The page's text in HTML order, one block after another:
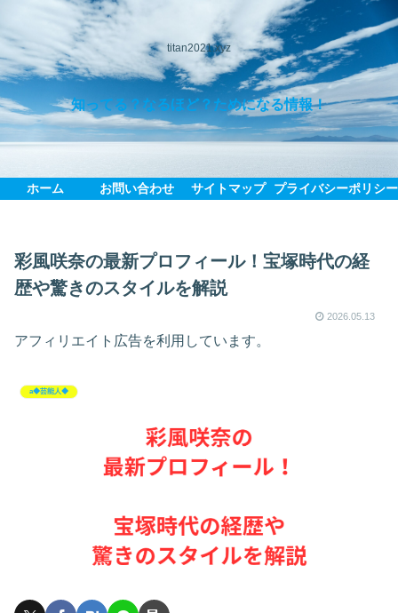
titan2021.xyz
知ってる？なるほど？ためになる情報！
ホーム お問い合わせ サイトマップ プライバシーポリシー
彩風咲奈の最新プロフィール！宝塚時代の経
歴や驚きのスタイルを解説
2026.05.13
アフィリエイト広告を利用しています。
a◆芸能人◆